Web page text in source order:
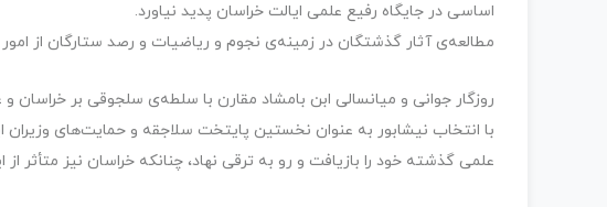
اساسی در جایگاه رفیع علمی ایالت خراسان پدید نیاورد.
مطالعه‌ی آثار گذشتگان در زمینه‌ی نجوم و ریاضیات و رصد ستارگان از امور
روزگار جوانی و میانسالی ابن بامشاد مقارن با سلطه‌ی سلجوقی بر
با انتخاب نیشابور به عنوان نخستین پایتخت سلاجقه و حمایت‌های وزیران
علمی گذشته خود را بازیافت و رو به ترقی نهاد، چنانکه خراسان نیز متأثر